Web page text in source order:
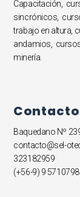
Capacitación,
sincrónicos,
trabajo en altura,
andamios,
minería.
Contacto
Baquedano Nº
contacto@sel-
323182959
(+56-9) 9 5710798